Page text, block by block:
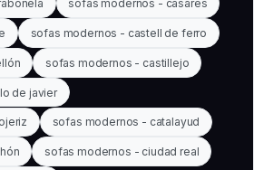
sofas modernos - casares
sofas modernos - castell de ferro
sofas modernos - castillejo
de javier
sofas modernos - catalayud
sofas modernos - ciudad real